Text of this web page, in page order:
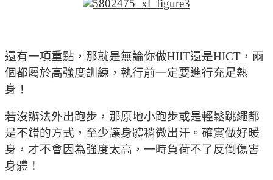
還有一項重點，那就是無論你做HIIT還是HICT，兩
個都屬於高強度訓練，執行前一定要進行充足熱
身！
若沒辦法外出跑步，那原地小跑步或是輕鬆跳繩都
是不錯的方式，至少讓身體稍微出汗。確實做好暖
身，才不會因為強度太高，一時負荷不了反倒傷害
身體！